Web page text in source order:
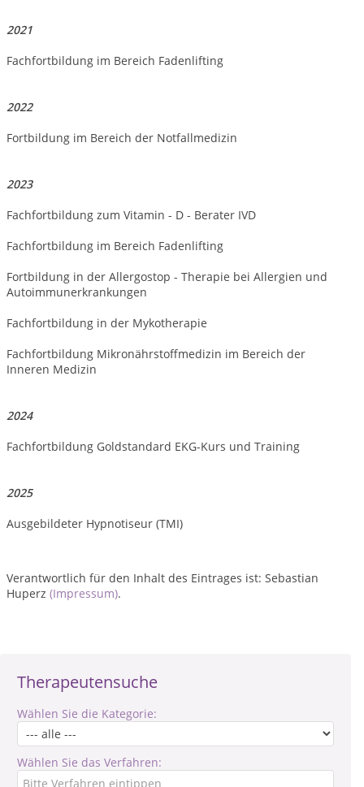
Therapeutensuche
Wählen Sie die Kategorie:
Wählen Sie das Verfahren:
2021
Fachfortbildung im Bereich Fadenlifting
2022
Fortbildung im Bereich der Notfallmedizin
2023
Fachfortbildung zum Vitamin - D - Berater IVD
Fachfortbildung im Bereich Fadenlifting
Fortbildung in der Allergostop - Therapie bei Allergien und
Autoimmunerkrankungen
Fachfortbildung in der Mykotherapie
Fachfortbildung Mikronährstoffmedizin im Bereich der
Inneren Medizin
2024
Fachfortbildung Goldstandard EKG-Kurs und Training
2025
Ausgebildeter Hypnotiseur (TMI)
Verantwortlich für den Inhalt des Eintrages ist: Sebastian
Huperz (Impressum).